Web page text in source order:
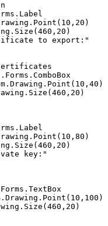
to export:"
key:"